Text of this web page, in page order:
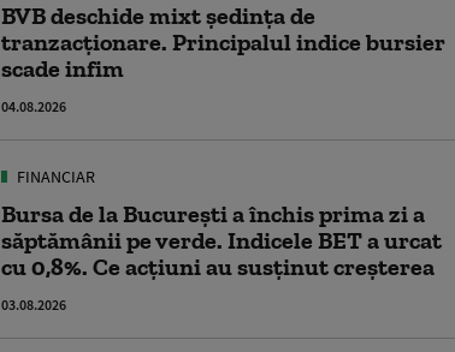
BVB deschide mixt ședința de
tranzacționare. Principalul indice bursier
scade infim
04.08.2026
FINANCIAR
Bursa de la București a închis prima zi a
săptămânii pe verde. Indicele BET a urcat
cu 0,8%. Ce acțiuni au susținut creșterea
03.08.2026